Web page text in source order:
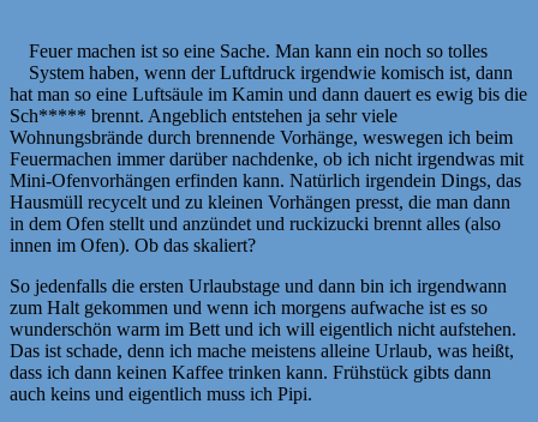
Feuer machen ist so eine Sache. Man kann ein noch so tolles
System haben, wenn der Luftdruck irgendwie komisch ist, dann
hat man so eine Luftsäule im Kamin und dann dauert es ewig bis die
Sch***** brennt. Angeblich entstehen ja sehr viele
Wohnungsbrände durch brennende Vorhänge, weswegen ich beim
Feuermachen immer darüber nachdenke, ob ich nicht irgendwas mit
Mini-Ofenvorhängen erfinden kann. Natürlich irgendein Dings, das
Hausmüll recycelt und zu kleinen Vorhängen presst, die man dann
in dem Ofen stellt und anzündet und ruckizucki brennt alles (also
innen im Ofen). Ob das skaliert?
So jedenfalls die ersten Urlaubstage und dann bin ich irgendwann
zum Halt gekommen und wenn ich morgens aufwache ist es so
wunderschön warm im Bett und ich will eigentlich nicht aufstehen.
Das ist schade, denn ich mache meistens alleine Urlaub, was heißt,
dass ich dann keinen Kaffee trinken kann. Frühstück gibts dann
auch keins und eigentlich muss ich Pipi.